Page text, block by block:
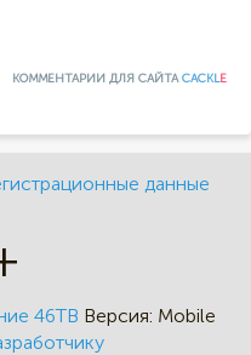
КОММЕНТАРИИ ДЛЯ САЙТАCACKLE
данные
46ТВ Версия: Mobile